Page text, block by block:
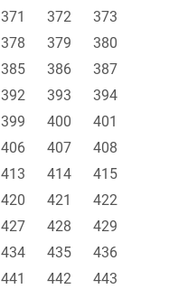
371 372
373
378 379
380
385 386
387
392 393
394
399 400
401
406 407
408
413 414
415
420 421
422
427 428
429
434 435
436
441 442
443